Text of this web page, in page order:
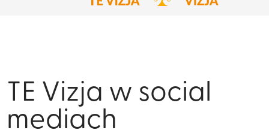
TE Vizja w social
mediach